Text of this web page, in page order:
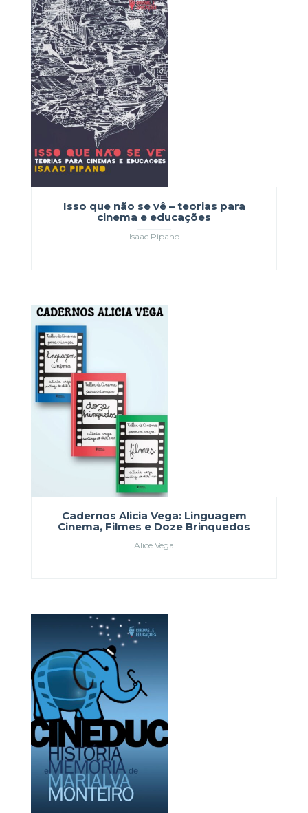
Isso que não se vê – teorias para
cinema e educações
Isaac Pipano
Cadernos Alicia Vega: Linguagem
Cinema, Filmes e Doze Brinquedos
Alice Vega